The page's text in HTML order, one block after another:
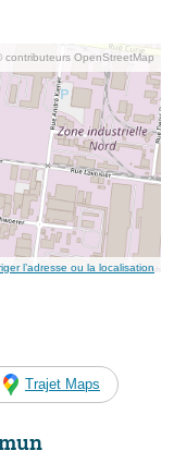
contributeurs OpenStreetMap
l’adresse ou la localisation
Trajet Maps